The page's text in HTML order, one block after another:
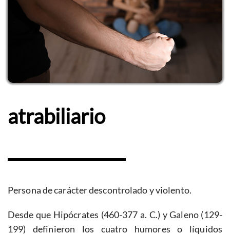
atrabiliario
Persona de carácter descontrolado y violento.
Desde que Hipócrates (460-377 a. C.) y Galeno (129-
199) definieron los cuatro humores o líquidos